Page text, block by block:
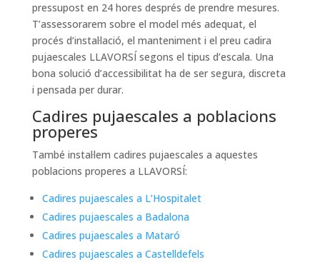
pressupost en 24 hores després de prendre mesures.
T’assessorarem sobre el model més adequat, el
procés d’instal·lació, el manteniment i el preu cadira
pujaescales LLAVORSÍ segons el tipus d’escala. Una
bona solució d’accessibilitat ha de ser segura, discreta
i pensada per durar.
Cadires pujaescales a poblacions
properes
També instal·lem cadires pujaescales a aquestes
poblacions properes a LLAVORSÍ:
Cadires pujaescales a L’Hospitalet
Cadires pujaescales a Badalona
Cadires pujaescales a Mataró
Cadires pujaescales a Castelldefels